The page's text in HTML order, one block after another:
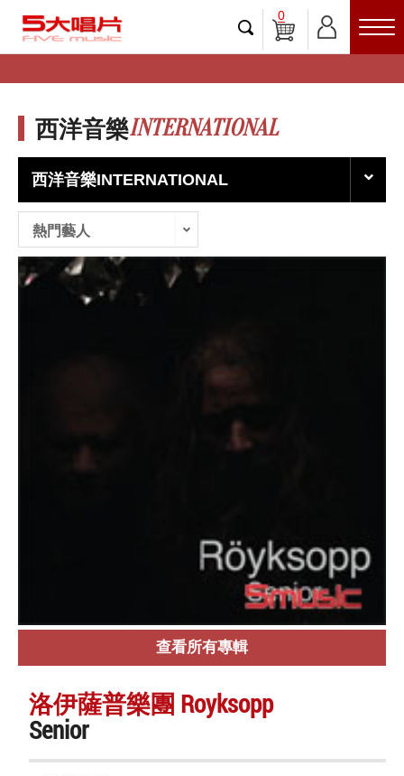
0
西洋音樂INTERNATIONAL
西洋音樂INTERNATIONAL
熱門藝人
查看所有專輯
洛伊薩普樂團 Royksopp
Senior